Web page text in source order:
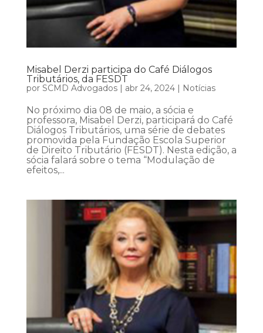
Misabel Derzi participa do Café Diálogos
Tributários, da FESDT
por SCMD Advogados| abr 24, 2024| Notícias
No próximo dia 08 de maio, a sócia e
professora, Misabel Derzi, participará do Café
Diálogos Tributários, uma série de debates
promovida pela Fundação Escola Superior
de Direito Tributário (FESDT). Nesta edição, a
sócia falará sobre o tema “Modulação de
efeitos,...